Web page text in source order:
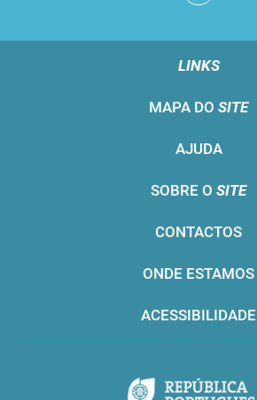
LINKS
MAPA DO SITE
AJUDA
SOBRE O SITE
CONTACTOS
ONDE ESTAMOS
ACESSIBILIDADE